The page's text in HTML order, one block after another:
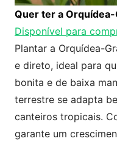
Quer ter a
Disponível para
Plantar a Orquídea-
e direto, ideal para
bonita e de baixa
terrestre se adapta
canteiros tropicais.
garante um